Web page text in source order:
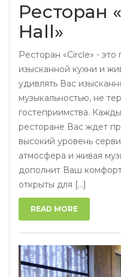
Ресторан
Hall»
Ресторан «Circle» -
изысканной кухни и
удивлять Вас
музыкальностью, не
гостеприимства.
ресторане Вас ждет
высокий уровень
атмосфера и живая
дополнит Ваш
открыты для [...]
READ MORE